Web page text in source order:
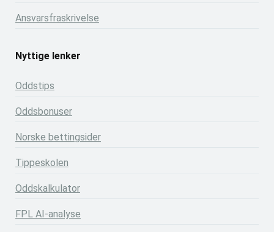
Ansvarsfraskrivelse
Nyttige lenker
Oddstips
Oddsbonuser
Norske bettingsider
Tippeskolen
Oddskalkulator
FPL AI-analyse